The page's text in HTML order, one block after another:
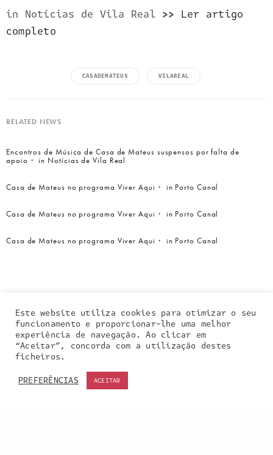
in Notícias de Vila Real >> Ler artigo
completo
CASADEMATEUS VILAREAL
RELATED NEWS
Encontros de Música de Casa de Mateus suspensos por falta de
apoio・ in Notícias de Vila Real
Casa de Mateus no programa Viver Aqui・ in Porto Canal
Casa de Mateus no programa Viver Aqui・ in Porto Canal
Casa de Mateus no programa Viver Aqui・ in Porto Canal
Este website utiliza cookies para otimizar o seu
funcionamento e proporcionar-lhe uma melhor
experiência de navegação. Ao clicar em
“Aceitar”, concorda com a utilização destes
ficheiros.
PREFERÊNCIAS
ACEITAR
Our site uses cookies. Learn more about our use of
cookies:cookie policy
ACCEPT